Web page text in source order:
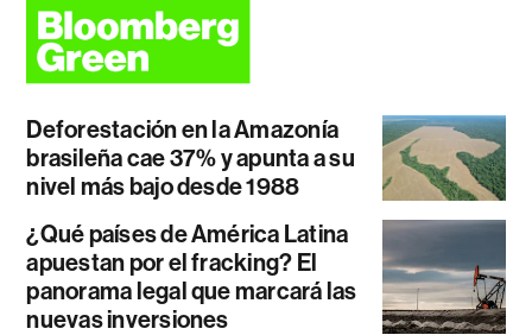
Deforestación en la Amazonía
brasileña cae 37% y apunta a su
nivel más bajo desde 1988
¿Qué países de América Latina
apuestan por el fracking? El
panorama legal que marcará las
nuevas inversiones